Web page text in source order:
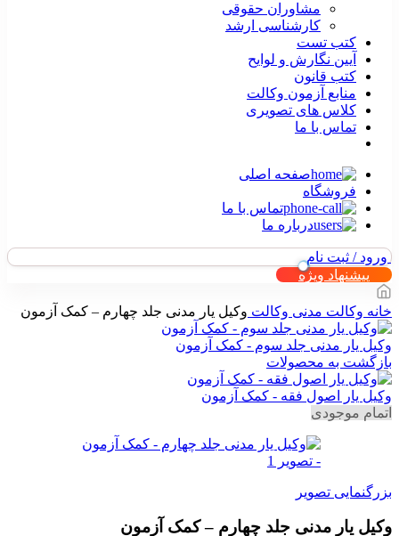
مشاوران حقوقی
کارشناسی ارشد
کتب تست
آیین نگارش و لوایح
کتب قانون
منابع آزمون وکالت
کلاس های تصویری
تماس با ما
صفحه اصلی
فروشگاه
تماس با ما
درباره ما
ورود / ثبت نام
پیشنهاد ویژه
خانه وکالت مدنی وکالت وکیل یار مدنی جلد چهارم – کمک آزمون
وکیل یار مدنی جلد سوم - کمک آزمون
بازگشت به محصولات
وکیل یار اصول فقه - کمک آزمون
اتمام موجودی
بزرگنمایی تصویر
وکیل یار مدنی جلد چهارم – کمک آزمون